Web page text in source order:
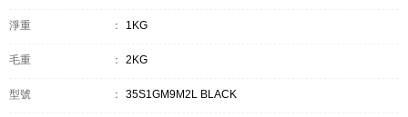
淨重 ： 1KG
毛重 ： 2KG
型號 ： 35S1GM9M2L BLACK